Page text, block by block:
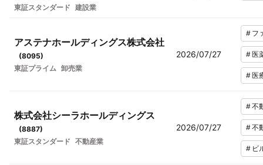
東証スタンダード 建設業
アステナホールディングス株式会社
(8095)
東証プライム 卸売業
2026/07/27
# フ
#医
#医
株式会社シーラホールディングス
(8887)
東証スタンダード 不動産業
2026/07/27
#不
#不
# ビ